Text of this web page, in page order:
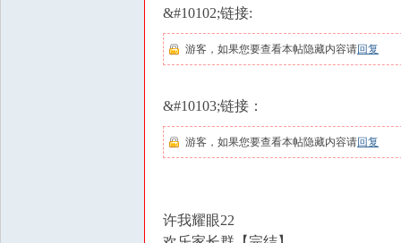
&#10102;链接:
游客，如果您要查看本帖隐藏内容请回复
&#10103;链接：
游客，如果您要查看本帖隐藏内容请回复
许我耀眼22